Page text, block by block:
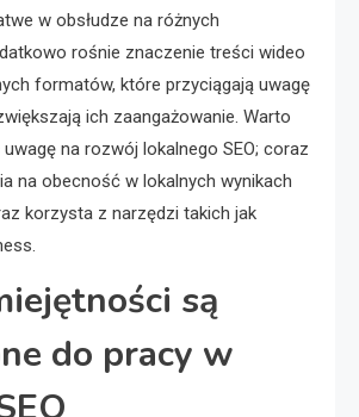
w obsłudze na różnych
rośnie znaczenie treści wideo
formatów, które przyciągają uwagę
ich zaangażowanie. Warto
na rozwój lokalnego SEO; coraz
na obecność w lokalnych wynikach
korzysta z narzędzi takich jak
są
do pracy w